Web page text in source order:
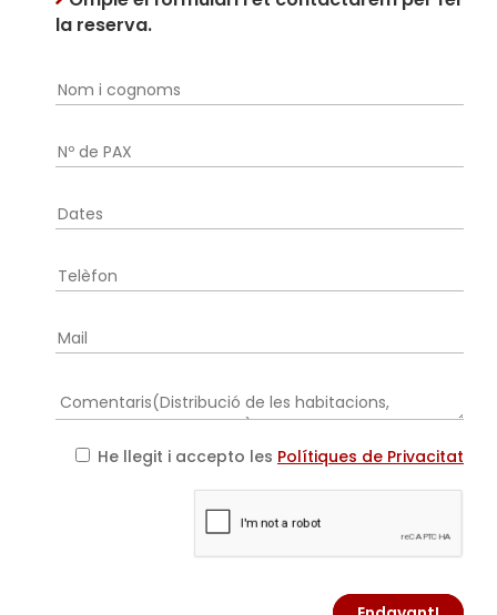
la reserva.
He llegit i accepto les Polítiques de Privacitat